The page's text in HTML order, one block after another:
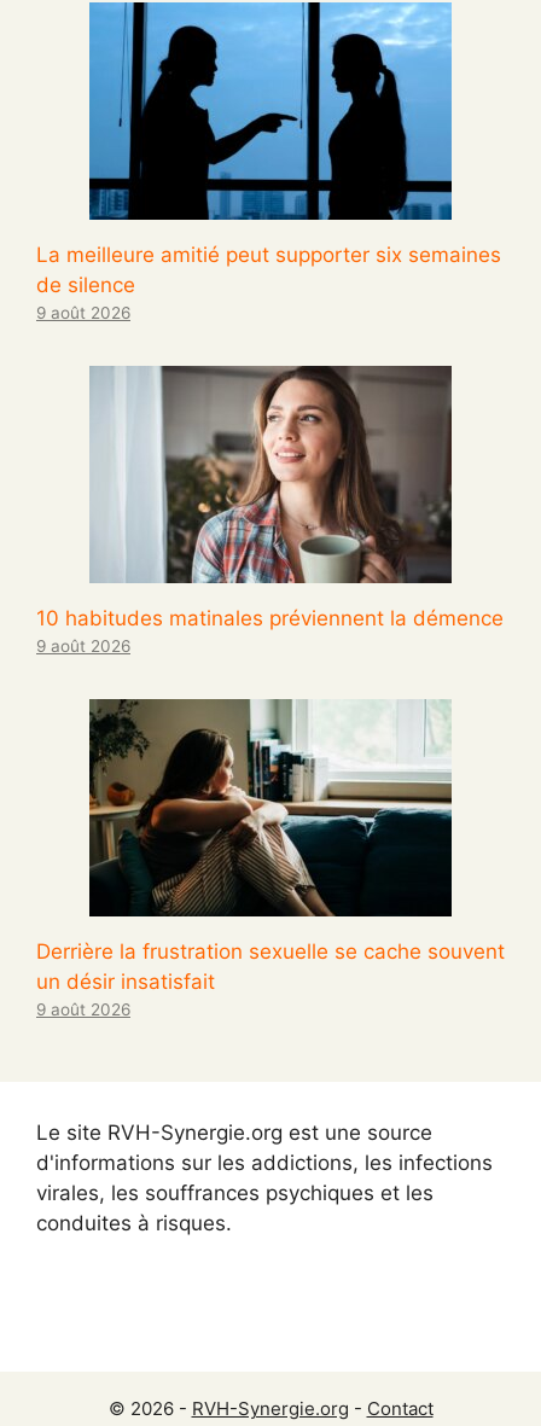
La meilleure amitié peut supporter six semaines
de silence
9 août 2026
10 habitudes matinales préviennent la démence
9 août 2026
Derrière la frustration sexuelle se cache souvent
un désir insatisfait
9 août 2026
Le site RVH-Synergie.org est une source
d'informations sur les addictions, les infections
virales, les souffrances psychiques et les
conduites à risques.
© 2026 - RVH-Synergie.org - Contact